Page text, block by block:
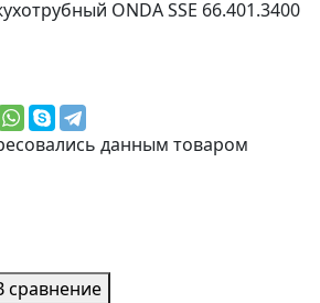
данным товаром
сравнение